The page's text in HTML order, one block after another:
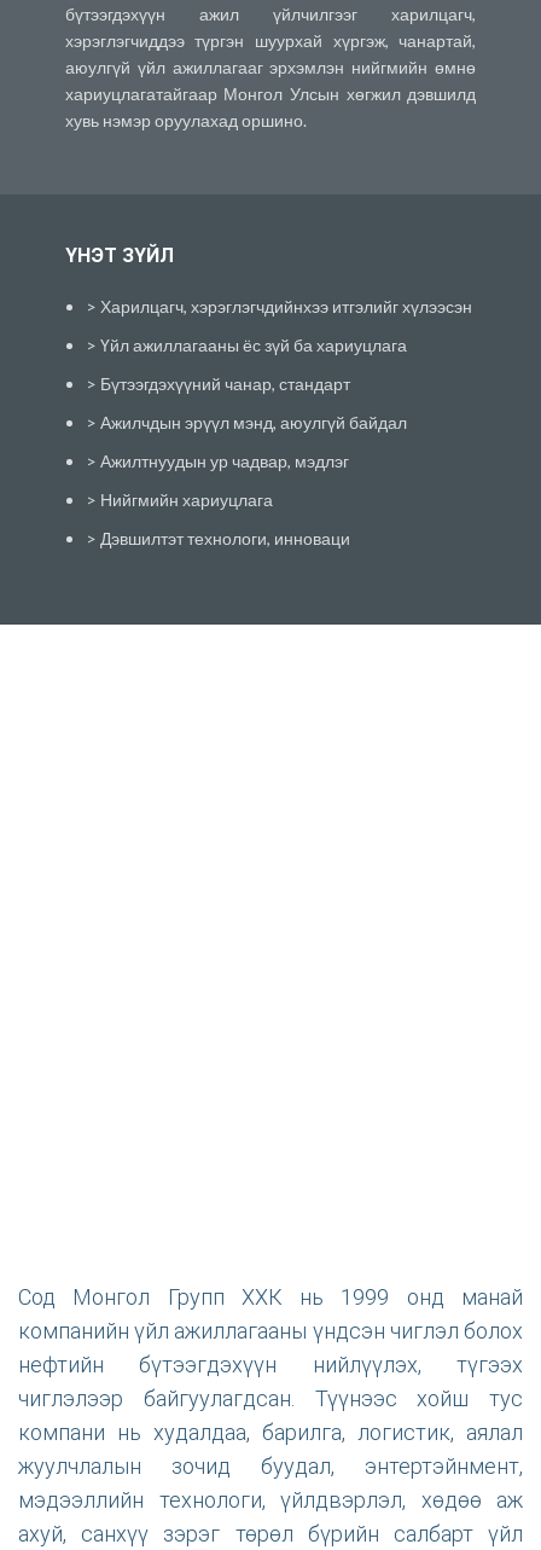
бүтээгдэхүүн ажил үйлчилгээг харилцагч,
хэрэглэгчиддээ түргэн шуурхай хүргэж, чанартай,
аюулгүй үйл ажиллагааг эрхэмлэн нийгмийн өмнө
хариуцлагатайгаар Монгол Улсын хөгжил дэвшилд
хувь нэмэр оруулахад оршино.
ҮНЭТ ЗҮЙЛ
> Харилцагч, хэрэглэгчдийнхээ итгэлийг хүлээсэн
> Үйл ажиллагааны ёс зүй ба хариуцлага
> Бүтээгдэхүүний чанар, стандарт
> Ажилчдын эрүүл мэнд, аюулгүй байдал
> Ажилтнуудын ур чадвар, мэдлэг
> Нийгмийн хариуцлага
> Дэвшилтэт технологи, инноваци
Сод Монгол Групп ХХК нь 1999 онд манай
компанийн үйл ажиллагааны үндсэн чиглэл болох
нефтийн бүтээгдэхүүн нийлүүлэх, түгээх
чиглэлээр байгуулагдсан. Түүнээс хойш тус
компани нь худалдаа, барилга, логистик, аялал
жуулчлалын зочид буудал, энтертэйнмент,
мэдээллийн технологи, үйлдвэрлэл, хөдөө аж
ахуй, санхүү зэрэг төрөл бүрийн салбарт үйл